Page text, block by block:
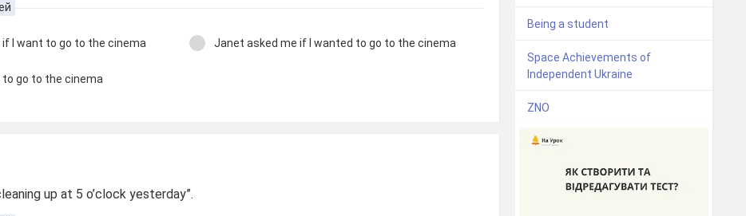
I want to go to the cinema Janet asked me if I wanted to go to the cinema
go to the cinema
up at 5 o’clock yesterday”.
Being a student
Space Achievements of
Independent Ukraine
ZNO